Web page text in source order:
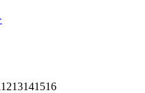
1213141516